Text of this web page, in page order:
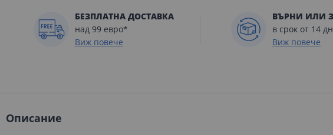
БЕЗПЛАТНА ДОСТАВКА
над 99 евро*
Виж повече
ВЪРНИ ИЛИ
в срок от 14
Виж повече
Описание